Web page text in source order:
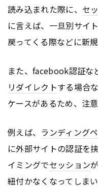
読み込まれた際に、 セ
に言えば、一旦別サイ
戻ってくる際などに新規
また、facebook認証な
リダイレクトする場合
ケースがあるため、注意
例えば、 ランディング
に外部サイトの認証を
イミングでセッション
紐付かなくなってしま